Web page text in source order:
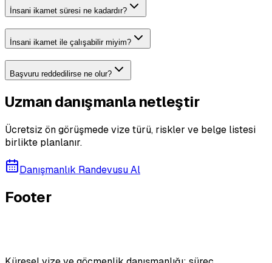
İnsani ikamet süresi ne kadardır?
İnsani ikamet ile çalışabilir miyim?
Başvuru reddedilirse ne olur?
Uzman danışmanla netleştir
Ücretsiz ön görüşmede vize türü, riskler ve belge listesi
birlikte planlanır.
Danışmanlık Randevusu Al
Footer